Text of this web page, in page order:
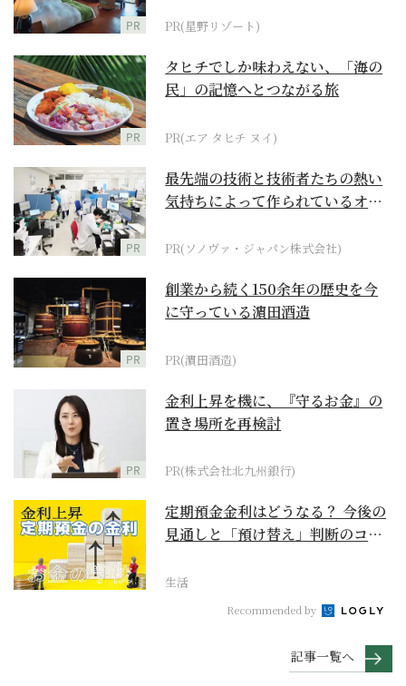
PR PR(星野リゾート)
PR
タヒチでしか味わえない、「海の
民」の記憶へとつながる旅
PR(エア タヒチ ヌイ)
PR
最先端の技術と技術者たちの熱い
気持ちによって作られているオー
PR(ソノヴァ・ジャパン株式会社)
PR
創業から続く150余年の歴史を今
に守っている濵田酒造
PR(濵田酒造)
PR
金利上昇を機に、『守るお金』の
置き場所を再検討
PR(株式会社北九州銀行)
定期預金金利はどうなる？ 今後の
見通しと「預け替え」判断のコツ
生活
Recommended by
記事一覧へ